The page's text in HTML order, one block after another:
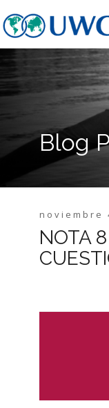
Blog
noviembre
NOTA